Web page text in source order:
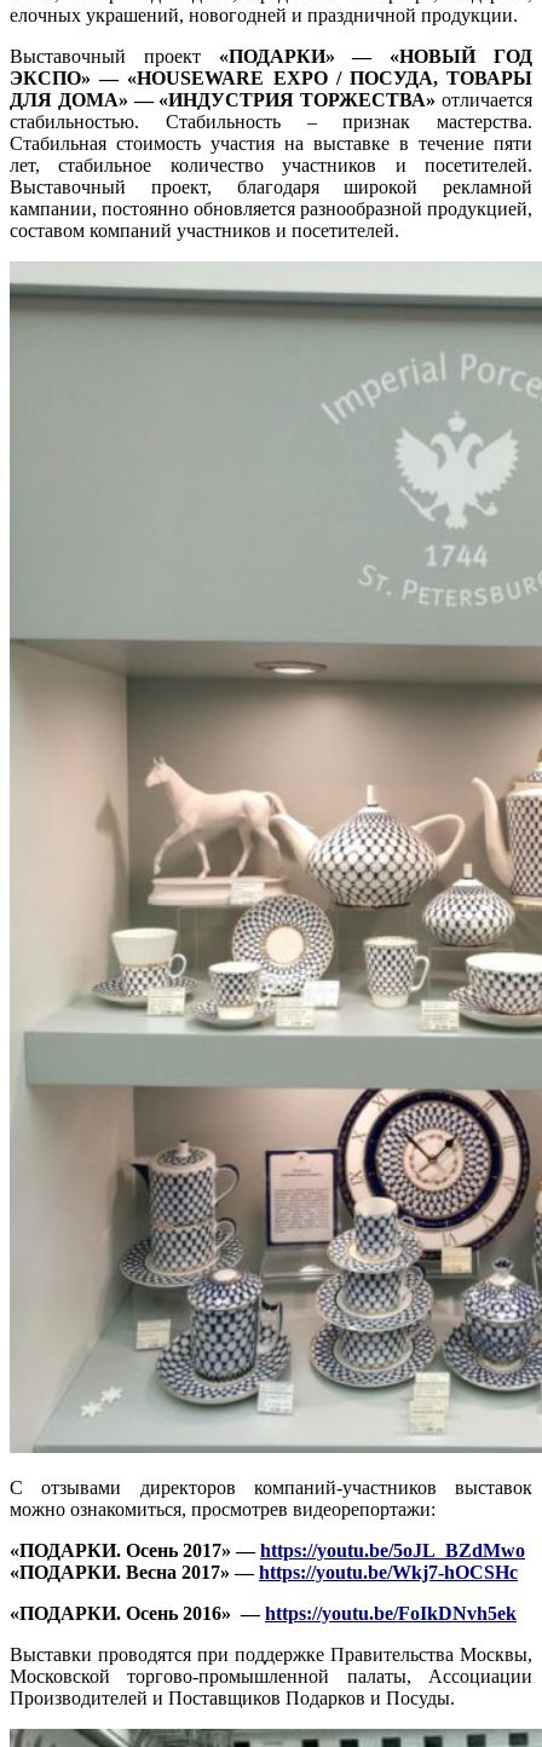
елочных украшений, новогодней и праздничной продукции.
Выставочный проект «ПОДАРКИ» — «НОВЫЙ ГОД
ЭКСПО» — «HOUSEWARE EXPO / ПОСУДА, ТОВАРЫ
ДЛЯ ДОМА» — «ИНДУСТРИЯ ТОРЖЕСТВА» отличается
стабильностью. Стабильность – признак мастерства.
Стабильная стоимость участия на выставке в течение пяти
лет, стабильное количество участников и посетителей.
Выставочный проект, благодаря широкой рекламной
кампании, постоянно обновляется разнообразной продукцией,
составом компаний участников и посетителей.
С отзывами директоров компаний-участников выставок
можно ознакомиться, просмотрев видеорепортажи:
«ПОДАРКИ. Осень 2017» —https://youtu.be/5oJL_BZdMwo
«ПОДАРКИ. Весна 2017» — https://youtu.be/Wkj7-hOCSHc
«ПОДАРКИ. Осень 2016» — https://youtu.be/FoIkDNvh5ek
Выставки проводятся при поддержке Правительства Москвы,
Московской торгово-промышленной палаты, Ассоциации
Производителей и Поставщиков Подарков и Посуды.